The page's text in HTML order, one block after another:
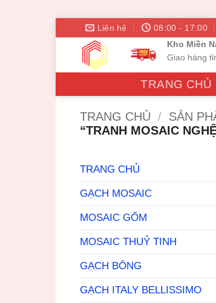
dung
Liên hệ 08:00 - 17:00
Kho Miền
Giao hàng
TRANG CHỦ
TRANG CHỦ / SẢN
“TRANH MOSAIC
TRANG CHỦ
GẠCH MOSAIC
MOSAIC GỐM
MOSAIC THUỶ TINH
GẠCH BÔNG
GẠCH ITALY BELLISSIMO